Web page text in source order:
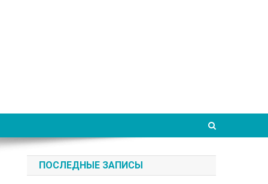
ПОСЛЕДНЫЕ ЗАПИСЫ